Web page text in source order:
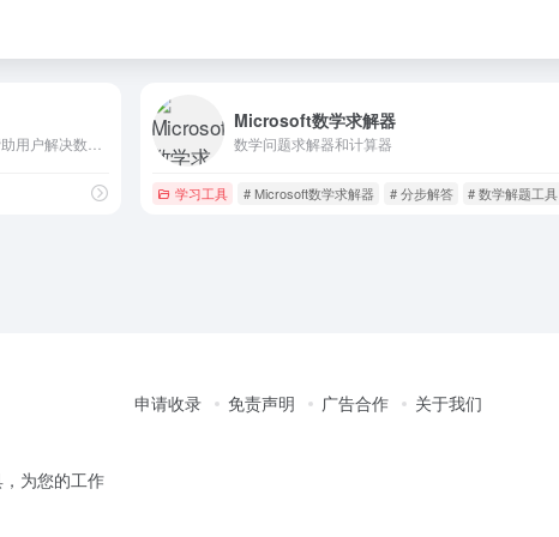
Microsoft数学求解器
数学问题求解器和计算器
学习工具 # Microsoft数学求解器 # 分步解答 # 数学解题工具
为您的工作
申请收录 免责声明 广告合作 关于我们